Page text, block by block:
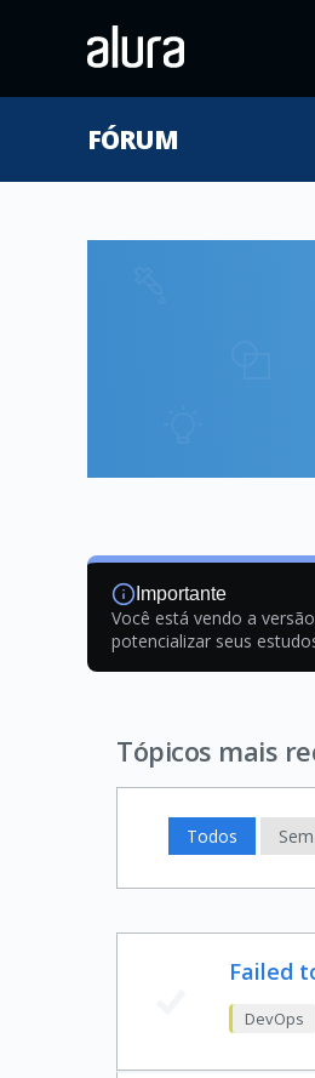
FÓRUM
Importante
Você está vendo a
potencializar seus
Tópicos mais
Todos
Failed
DevOps